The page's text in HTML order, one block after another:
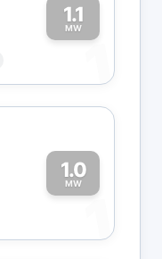
1.1
MW
1
1.0
MW
1